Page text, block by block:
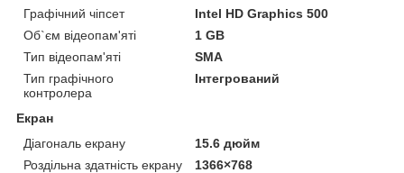
Графічний чіпсет
Intel HD Graphics 500
Об`єм відеопам'яті
1 GB
Тип відеопам'яті
SMA
Тип графічного
контролера
Інтегрований
Екран
Діагональ екрану
15.6 дюйм
Роздільна здатність екрану
1366×768